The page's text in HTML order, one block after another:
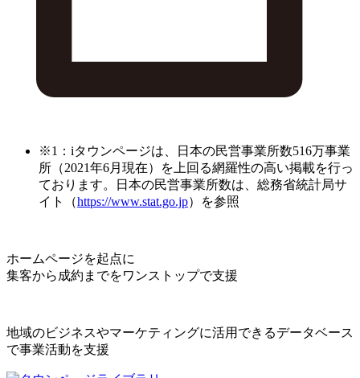
※1：iタウンページは、日本の民営事業所数516万事業
所（2021年6月現在）を上回る網羅性の高い掲載を行っ
ております。日本の民営事業所数は、総務省統計局サ
イト（https://www.stat.go.jp）を参照
ホームページを起点に
集客から成約までをワンストップで支援
地域のビジネスやマーケティングに活用できるデータベース
で事業活動を支援